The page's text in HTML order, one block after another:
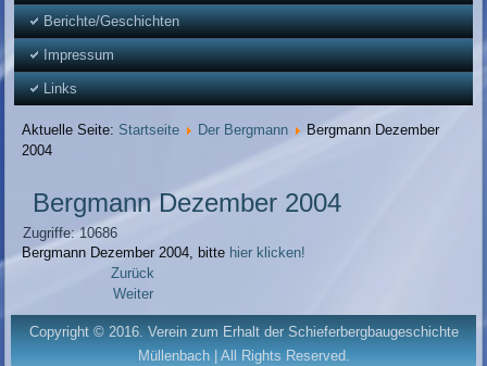
Berichte/Geschichten
Impressum
Links
Aktuelle Seite: Startseite Der Bergmann
Bergmann Dezember
2004
Bergmann Dezember 2004
Zugriffe: 10686
Bergmann Dezember 2004, bitte hier klicken!
Zurück
Weiter
Copyright © 2016. Verein zum Erhalt der Schieferbergbaugeschichte
Müllenbach | All Rights Reserved.